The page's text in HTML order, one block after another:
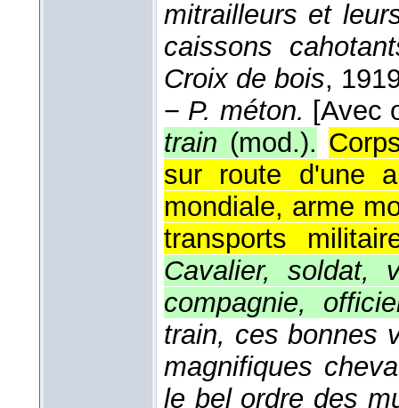
mitrailleurs et
caissons
Croix de bois,
− P. méton. [Avec
train (mod.).
sur route d'une
mondiale, arme
transports
Cavalier, soldat,
compagnie,
train, ces bonnes
magnifiques
le bel ordre des